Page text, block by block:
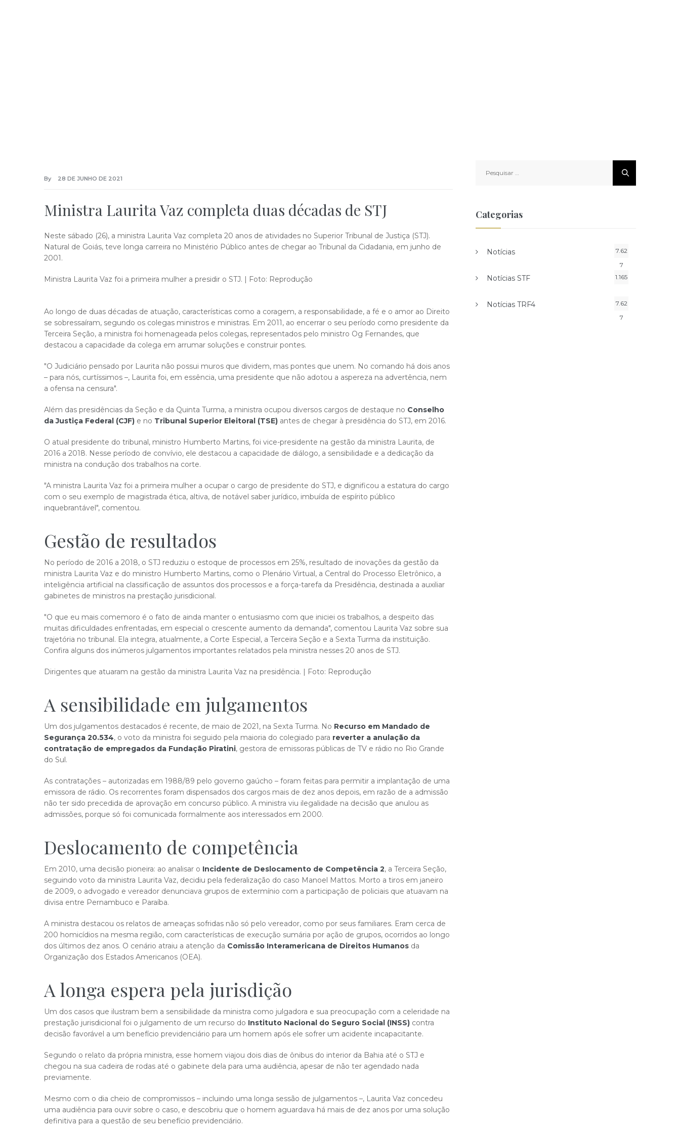
By 28 DE JUNHO DE 2021
Ministra Laurita Vaz completa duas décadas de STJ
​Neste sábado (26), a ministra Laurita Vaz completa 20 anos de atividades no Superior Tribunal de Justiça (STJ).
Natural de Goiás, teve longa carreira no Ministério Público antes de chegar ao Tribunal da Cidadania, em junho de
2001.
Ministra Laurita Vaz foi a primeira mulher a presidir o STJ.​ | Foto: Reprodução
Ao​ longo de duas décadas de atuação, características como a coragem, a responsabilidade, a fé e o amor ao Direito
se sobressaíram, segundo os colegas ministros e ministras. Em 2011, ao encerrar o seu período como presidente da
Terceira Seção, a ministra foi homenageada pelos colegas, representados pelo ministro Og Fernandes, que
destacou a capacidade da colega em arrumar soluções e construir pontes.
"O Judiciário pensado por Laurita não possui muros que dividem, mas pontes que unem. No comando há dois anos
– para nós, curtíssimos –, Laurita foi, em essência, uma presidente que não adotou a aspereza na advertência, nem
a ofensa na censura".
Além das presidências da Seção e da Quinta Turma, a ministra ocupou diversos cargos de destaque no Conselho
da Justiça Federal (CJF) e no Tribunal Superior Eleitoral (TSE) antes de chegar à presidência do STJ, em 2016.
O atual presidente do tribunal, ministro Humberto Martins, foi vice-presidente na gestão da ministra Laurita, de
2016 a 2018. Nesse período de convívio, ele destacou a capacidade de diálogo, a sensibilidade e a dedicação da
ministra na condução dos trabalhos na corte.
"A ministra Laurita Vaz foi a primeira mulher a ocupar o cargo de presidente do STJ, e dignificou a estatura do cargo
com o seu exemplo de magistrada ética, altiva, de notável saber jurídico, imbuída de espírito público
inquebrantável", comentou.
Gestão de resultados
No período de 2016 a 2018, o STJ reduziu o estoque de processos em 25%, resultado de inovações da gestão da
ministra Laurita Vaz e do ministro Humberto Martins, como o Plenário Virtual, a Central do Processo Eletrônico, a
inteligência artificial na classificação de assuntos dos processos e a força-tarefa da Presidência, destinada a auxiliar
gabinetes de ministros na prestação jurisdicional.
"O que eu mais comemoro é o fato de ainda manter o entusiasmo com que iniciei os trabalhos, a despeito das
muitas dificuldades enfrentadas, em especial o crescente aumento da demanda", comentou Laurita Vaz sobre sua
trajetória no tribunal. Ela integra, atualmente, a Corte Especial, a Terceira Seção e a Sexta Turma da instituição.
Confira alguns dos inúmeros julgamentos importantes relatados pela ministra nesses 20 anos de STJ.
Dirigentes que atuaram na gestão da ministra Laurita Vaz na presidência.​ | Foto: Reprodução
A sensibilidade em julgamentos
​Um dos julgamentos destacados é recente, de maio de 2021, na Sexta Turma. No Recurso em Mandado de
Segurança 20.534, o voto da ministra foi seguido pela maioria do colegiado para reverter a anulação da
contratação de empregados da Fundação Piratini, gestora de emissoras públicas de TV e rádio no Rio Grande
do Sul.
As contratações – autorizadas em 1988/89 pelo governo gaúcho – foram feitas para permitir a implantação de uma
emissora de rádio. Os recorrentes foram dispensados dos cargos mais de dez anos depois, em razão de a admissão
não ter sido precedida de aprovação em concurso público. A ministra viu ilegalidade na decisão que anulou as
admissões, porque só foi comunicada formalmente aos interessados em 2000.
Deslocamento de competência
Em 2010, uma decisão pioneira: ao analisar o Incidente de Deslocamento de Competência 2, a Terceira Seção,
seguindo voto da ministra Laurita Vaz, decidiu pela federalização do caso Manoel Mattos. Morto a tiros em janeiro
de 2009, o advogado e vereador denunciava grupos de extermínio com a participação de policiais que atuavam na
divisa entre Pernambuco e Paraíba.
A ministra destacou os relatos de ameaças sofridas não só pelo vereador, como por seus familiares. Eram cerca de
200 homicídios na mesma região, com características de execução sumária por ação de grupos, ocorridos ao longo
dos últimos dez anos. O cenário atraiu a atenção da Comissão Interamericana de Direitos Humanos da
Organização dos Estados Americanos (OEA).
​​A longa espera pela jurisdição
Um dos casos que ilustram bem a sensibilidade da ministra como julgadora e sua preocupação com a celeridade na
prestação jurisdicional foi o julgamento de um recurso do Instituto Nacional do Seguro Social (INSS) contra
decisão favorável a um benefício previdenciário para um homem após ele sofrer um acidente incapacitante.
Segundo o relato da própria ministra, esse homem viajou dois dias de ônibus do interior da Bahia até o STJ e
chegou na sua cadeira de rodas até o gabinete dela para uma audiência, apesar de não ter agendado nada
previamente.
Mesmo com o dia cheio de compromissos – incluindo uma longa sessão de julgamentos –, Laurita Vaz concedeu
uma audiência para ouvir sobre o caso, e descobriu que o homem aguardava há mais de dez anos por uma solução
definitiva para a questão de seu benefício previdenciário.
por:
Categorias
Notícias
7.62
7
Notícias STF 1.165
Notícias TRF4
7.62
7